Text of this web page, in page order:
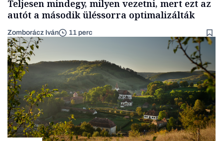
Teljesen mindegy, milyen vezetni, mert ezt az
autót a második üléssorra optimalizálták
Zomborácz Iván 11 perc